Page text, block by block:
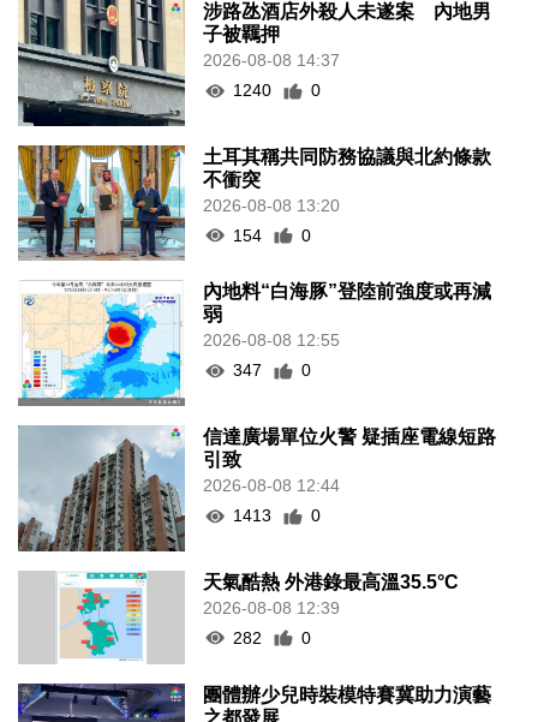
涉路氹酒店外殺人未遂案 內地男
子被羈押
2026-08-08 14:37
1240
0
土耳其稱共同防務協議與北約條款
不衝突
2026-08-08 13:20
154
0
內地料“白海豚”登陸前強度或再減
弱
2026-08-08 12:55
347
0
信達廣場單位火警 疑插座電線短路
引致
2026-08-08 12:44
1413
0
天氣酷熱 外港錄最高溫35.5°C
2026-08-08 12:39
282
0
團體辦少兒時裝模特賽冀助力演藝
之都發展